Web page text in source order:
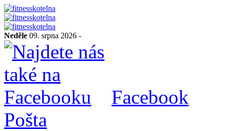
Neděle 09. srpna 2026 -
Facebook
Pošta